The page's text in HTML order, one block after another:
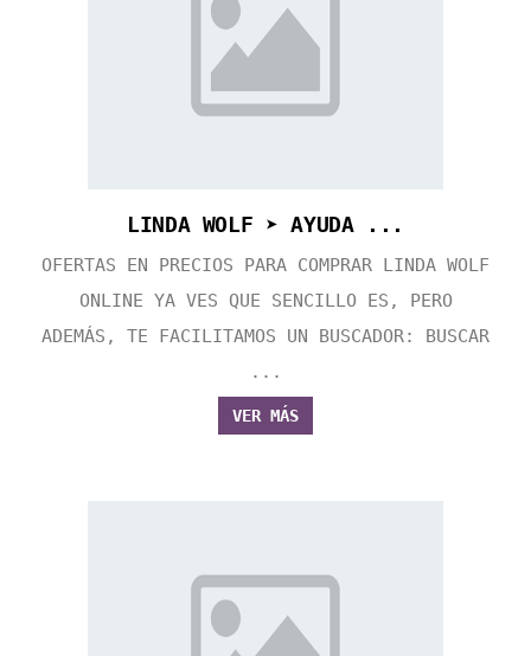
LINDA WOLF ➤ AYUDA ...
OFERTAS EN PRECIOS PARA COMPRAR LINDA WOLF
ONLINE YA VES QUE SENCILLO ES, PERO
ADEMÁS, TE FACILITAMOS UN BUSCADOR: BUSCAR
...
VER MÁS